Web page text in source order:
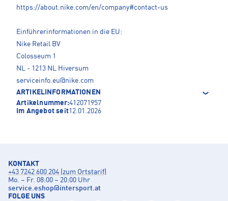
https://about.nike.com/en/company#contact-us
Einführerinformationen in die EU:
Nike Retail BV
Colosseum 1
NL - 1213 NL Hiversum
serviceinfo.eu@nike.com
ARTIKELINFORMATIONEN
Artikelnummer:412071957
Im Angebot seit12.01.2026
KONTAKT
+43 7242 600 204 (zum Ortstarif)
Mo. – Fr. 08:00 – 20:00 Uhr
service.eshop@intersport.at
FOLGE UNS